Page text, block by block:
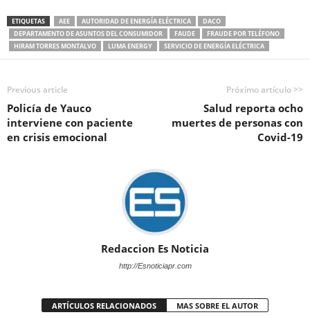
ETIQUETAS AEE AUTORIDAD DE ENERGÍA ELÉCTRICA
DACO
DEPARTAMENTO DE ASUNTOS DEL CONSUMIDOR
FAUDE
FRAUDE POR TELÉFONO
HIRAM TORRES MONTALVO
LUMA ENERGY SERVICIO DE ENERGÍA ELÉCTRICA
Previous article
Policía de Yauco
interviene con paciente
en crisis emocional
Próximo artículo >>
Salud reporta ocho
muertes de personas con
Covid-19
Redaccion Es Noticia
http://Esnoticiapr.com
ARTÍCULOS RELACIONADOS MAS SOBRE EL AUTOR